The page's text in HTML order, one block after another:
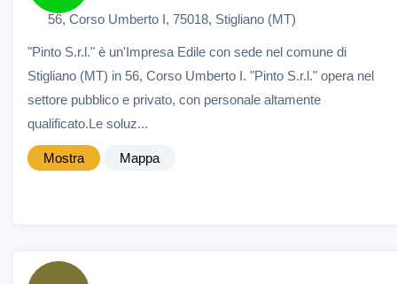
56, Corso Umberto I, 75018, Stigliano (MT)
"Pinto S.r.l." è un'Impresa Edile con sede nel comune di
Stigliano (MT) in 56, Corso Umberto I. "Pinto S.r.l." opera nel
settore pubblico e privato, con personale altamente
qualificato.Le soluz...
Mostra Mappa